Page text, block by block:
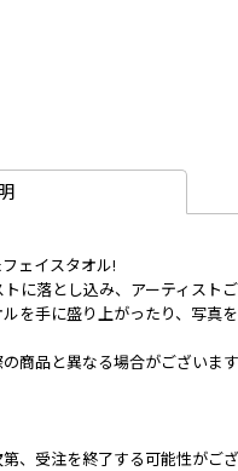
ェイスタオル!
に落とし込み、アーティスト
を手に盛り上がったり、写真
商品と異なる場合がございま
、受注を終了する可能性がござ